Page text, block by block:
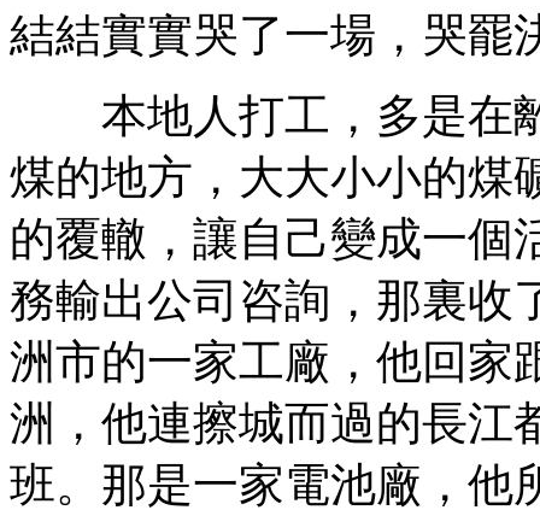
結結實實哭了一場，哭罷
本地人打工，多是在
煤的地方，大大小小的煤
的覆轍，讓自己變成一個
務輸出公司咨詢，那裏收
洲市的一家工廠，他回家
洲，他連擦城而過的長江
班。那是一家電池廠，他